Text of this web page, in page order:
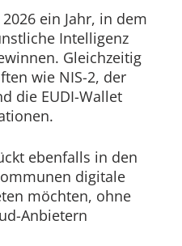
ein Jahr, in dem
Intelligenz
Gleichzeitig
wie NIS-2, der
die EUDI-Wallet
ebenfalls in den
digitale
möchten, ohne
Anbietern